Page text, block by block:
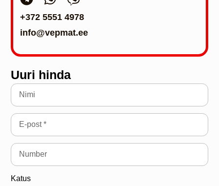
+372 5551 4978
info@vepmat.ee
Uuri hinda
Katus